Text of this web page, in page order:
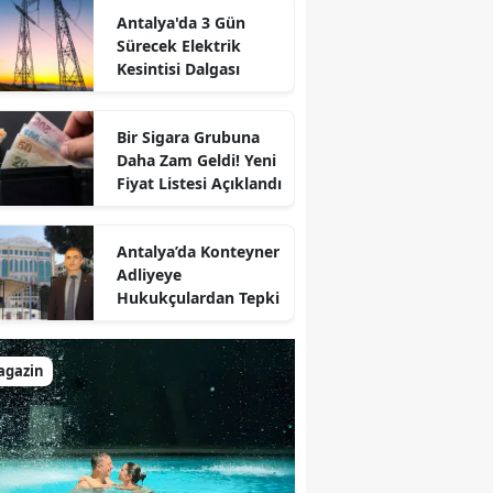
Antalya'da 3 Gün
Sürecek Elektrik
Kesintisi Dalgası
Bir Sigara Grubuna
Daha Zam Geldi! Yeni
Fiyat Listesi Açıklandı
Antalya’da Konteyner
Adliyeye
Hukukçulardan Tepki